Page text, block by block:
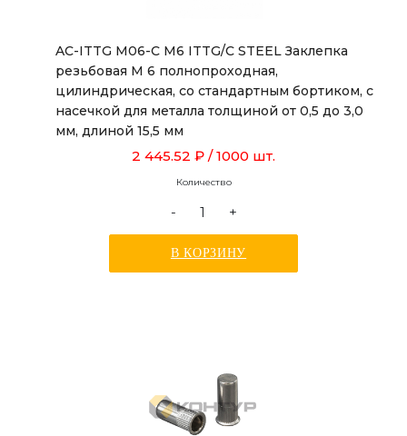
AC-ITTG M06-C M6 ITTG/C STEEL Заклепка
резьбовая М 6 полнопроходная,
цилиндрическая, со стандартным бортиком, с
насечкой для металла толщиной от 0,5 до 3,0
мм, длиной 15,5 мм
2 445.52 ₽ / 1000 шт.
Количество
- +
В КОРЗИНУ